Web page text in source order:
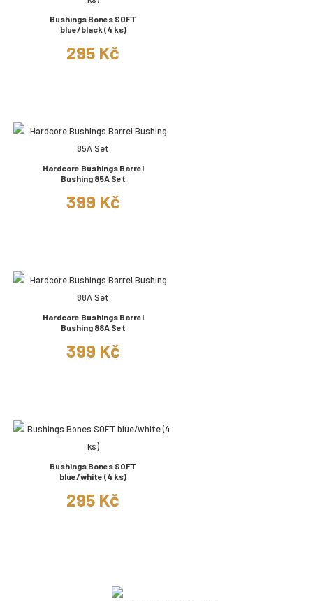
Bushings Bones SOFT
blue/black (4 ks)
295 Kč
Hardcore Bushings Barrel
Bushing 85A Set
399 Kč
Hardcore Bushings Barrel
Bushing 88A Set
399 Kč
Bushings Bones SOFT
blue/white (4 ks)
295 Kč